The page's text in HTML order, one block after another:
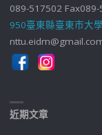
089-517502
950臺東縣臺東市大
近期文章